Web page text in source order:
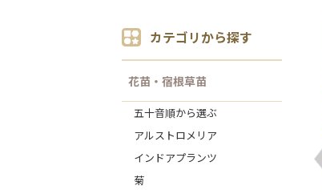
カテゴリから探す
花苗・宿根草苗
五十音順から選ぶ
アルストロメリア
インドアプランツ
菊